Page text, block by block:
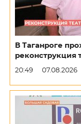
В Таганроге
реконструкция
20:49 07.08.2026